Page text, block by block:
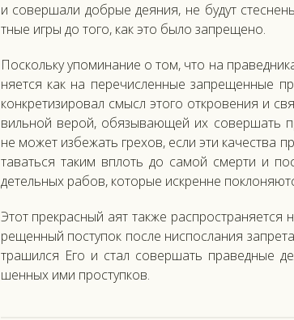
и со­вер­ша­ли доб­рые де­яния, не бу­дут
тные иг­ры до то­го, как это бы­ло зап­ре­щено.
Пос­коль­ку упо­мина­ние о том, что на
ня­ет­ся как на пе­речис­ленные зап­ре­щен­ные
кон­кре­тизи­ровал смысл это­го от­кро­вения и
виль­ной ве­рой, обя­зыва­ющей их со­вер­шать
не мо­жет из­бе­жать гре­хов, ес­ли эти
та­вать­ся та­ким вплоть до са­мой смер­ти и
детель­ных ра­бов, ко­торые ис­крен­не
Этот прек­расный а­ят так­же
ре­щен­ный пос­ту­пок пос­ле нис­посла­ния
тра­шил­ся Его и стал со­вер­шать пра­вед­ные
шенных ими прос­тупков.